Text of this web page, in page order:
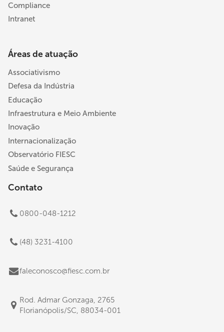
Compliance
Intranet
Áreas de atuação
Associativismo
Defesa da Indústria
Educação
Infraestrutura e Meio Ambiente
Inovação
Internacionalização
Observatório FIESC
Saúde e Segurança
Contato
0800-048-1212
(48) 3231-4100
faleconosco@fiesc.com.br
Rod. Admar Gonzaga, 2765
Florianópolis/SC, 88034-001